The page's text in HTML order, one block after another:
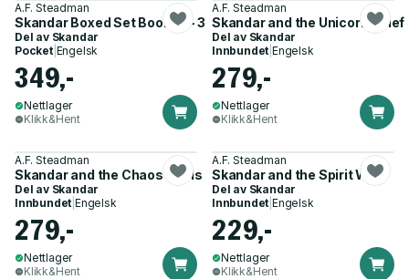
A.F. Steadman
Skandar Boxed Set Books 1 - 3
Del av Skandar
Pocket| Engelsk
349,-
Nettlager
Klikk&Hent
A.F. Steadman
Skandar and the Unicorn Thief
Del av Skandar
Innbundet |Engelsk
279,-
Nettlager
Klikk&Hent
A.F. Steadman
Skandar and the Chaos Trials
Del av Skandar
Innbundet |Engelsk
279,-
Nettlager
Klikk&Hent
A.F. Steadman
Skandar and the Spirit War
Del av Skandar
Innbundet |Engelsk
229,-
Nettlager
Klikk&Hent